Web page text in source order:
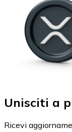
Unisciti a
Ricevi